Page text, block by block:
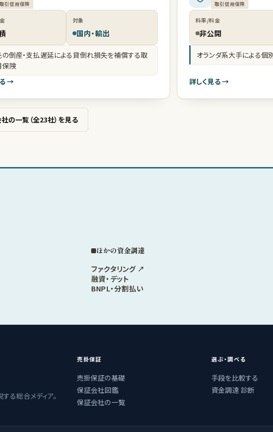
取引信用保険
対象
国内・輸出
倒産・支払遅延による貸倒れ損失を補償する取
保険
→
取引信用保険
料率/料金
非公開
オランダ系大手による
詳しく見る →
の一覧（全23社）を見る
ほかの資金調達
ファクタリング ↗
融資・デット
BNPL・分割払い
る総合メディア。
売掛保証
売掛保証の基礎
保証会社図鑑
保証会社の一覧
選ぶ・調べる
手段を比較する
資金調達 診断